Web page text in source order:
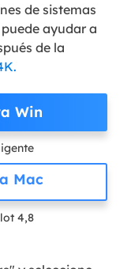
de sistemas
ayudar a
de la
Win
Mac
4,8